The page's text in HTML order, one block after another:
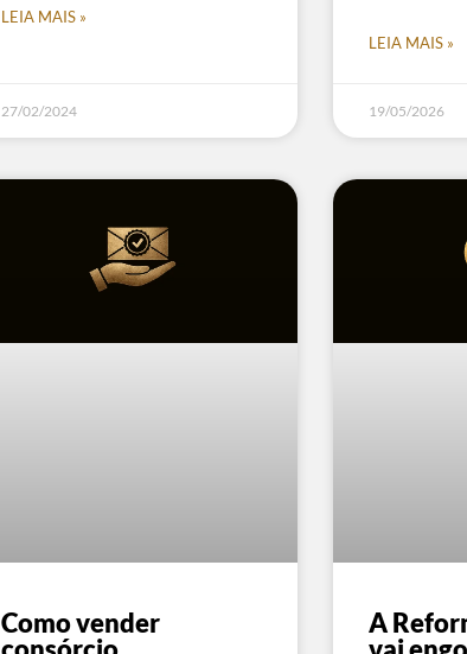
LEIA MAIS »
27/02/2024
LEIA MAIS »
19/05/2026
Como vender
A